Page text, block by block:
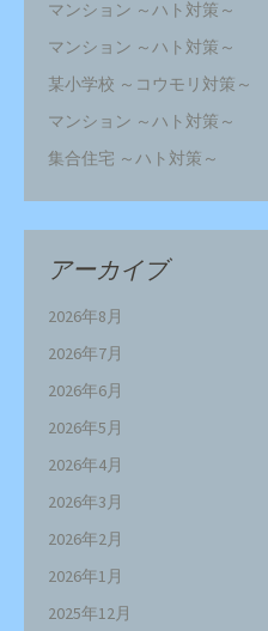
マンション ～ハト対策～
マンション ～ハト対策～
某小学校 ～コウモリ対策～
マンション ～ハト対策～
集合住宅 ～ハト対策～
アーカイブ
2026年8月
2026年7月
2026年6月
2026年5月
2026年4月
2026年3月
2026年2月
2026年1月
2025年12月